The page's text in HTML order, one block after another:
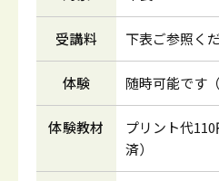
受講料 下表ご参照く
体験 随時可能です
体験教材
プリント代
済）